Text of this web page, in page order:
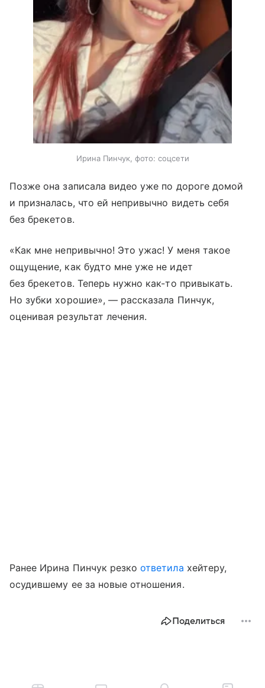
Ирина Пинчук, фото: соцсети
Позже она записала видео уже по дороге домой
и призналась, что ей непривычно видеть себя
без брекетов.
«Как мне непривычно! Это ужас! У меня такое
ощущение, как будто мне уже не идет
без брекетов. Теперь нужно как-то привыкать.
Но зубки хорошие», — рассказала Пинчук,
оценивая результат лечения.
Ранее Ирина Пинчук резкоответила хейтеру,
осудившему ее за новые отношения.
Поделиться